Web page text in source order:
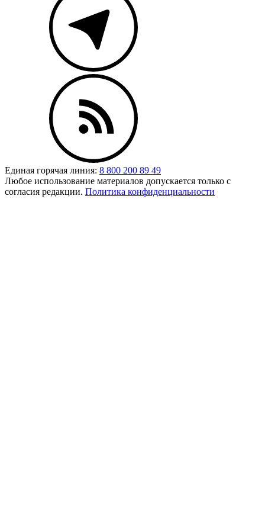
Единая горячая линия: 8 800 200 89 49
Любое использование материалов допускается только с
согласия редакции. Политика конфиденциальности